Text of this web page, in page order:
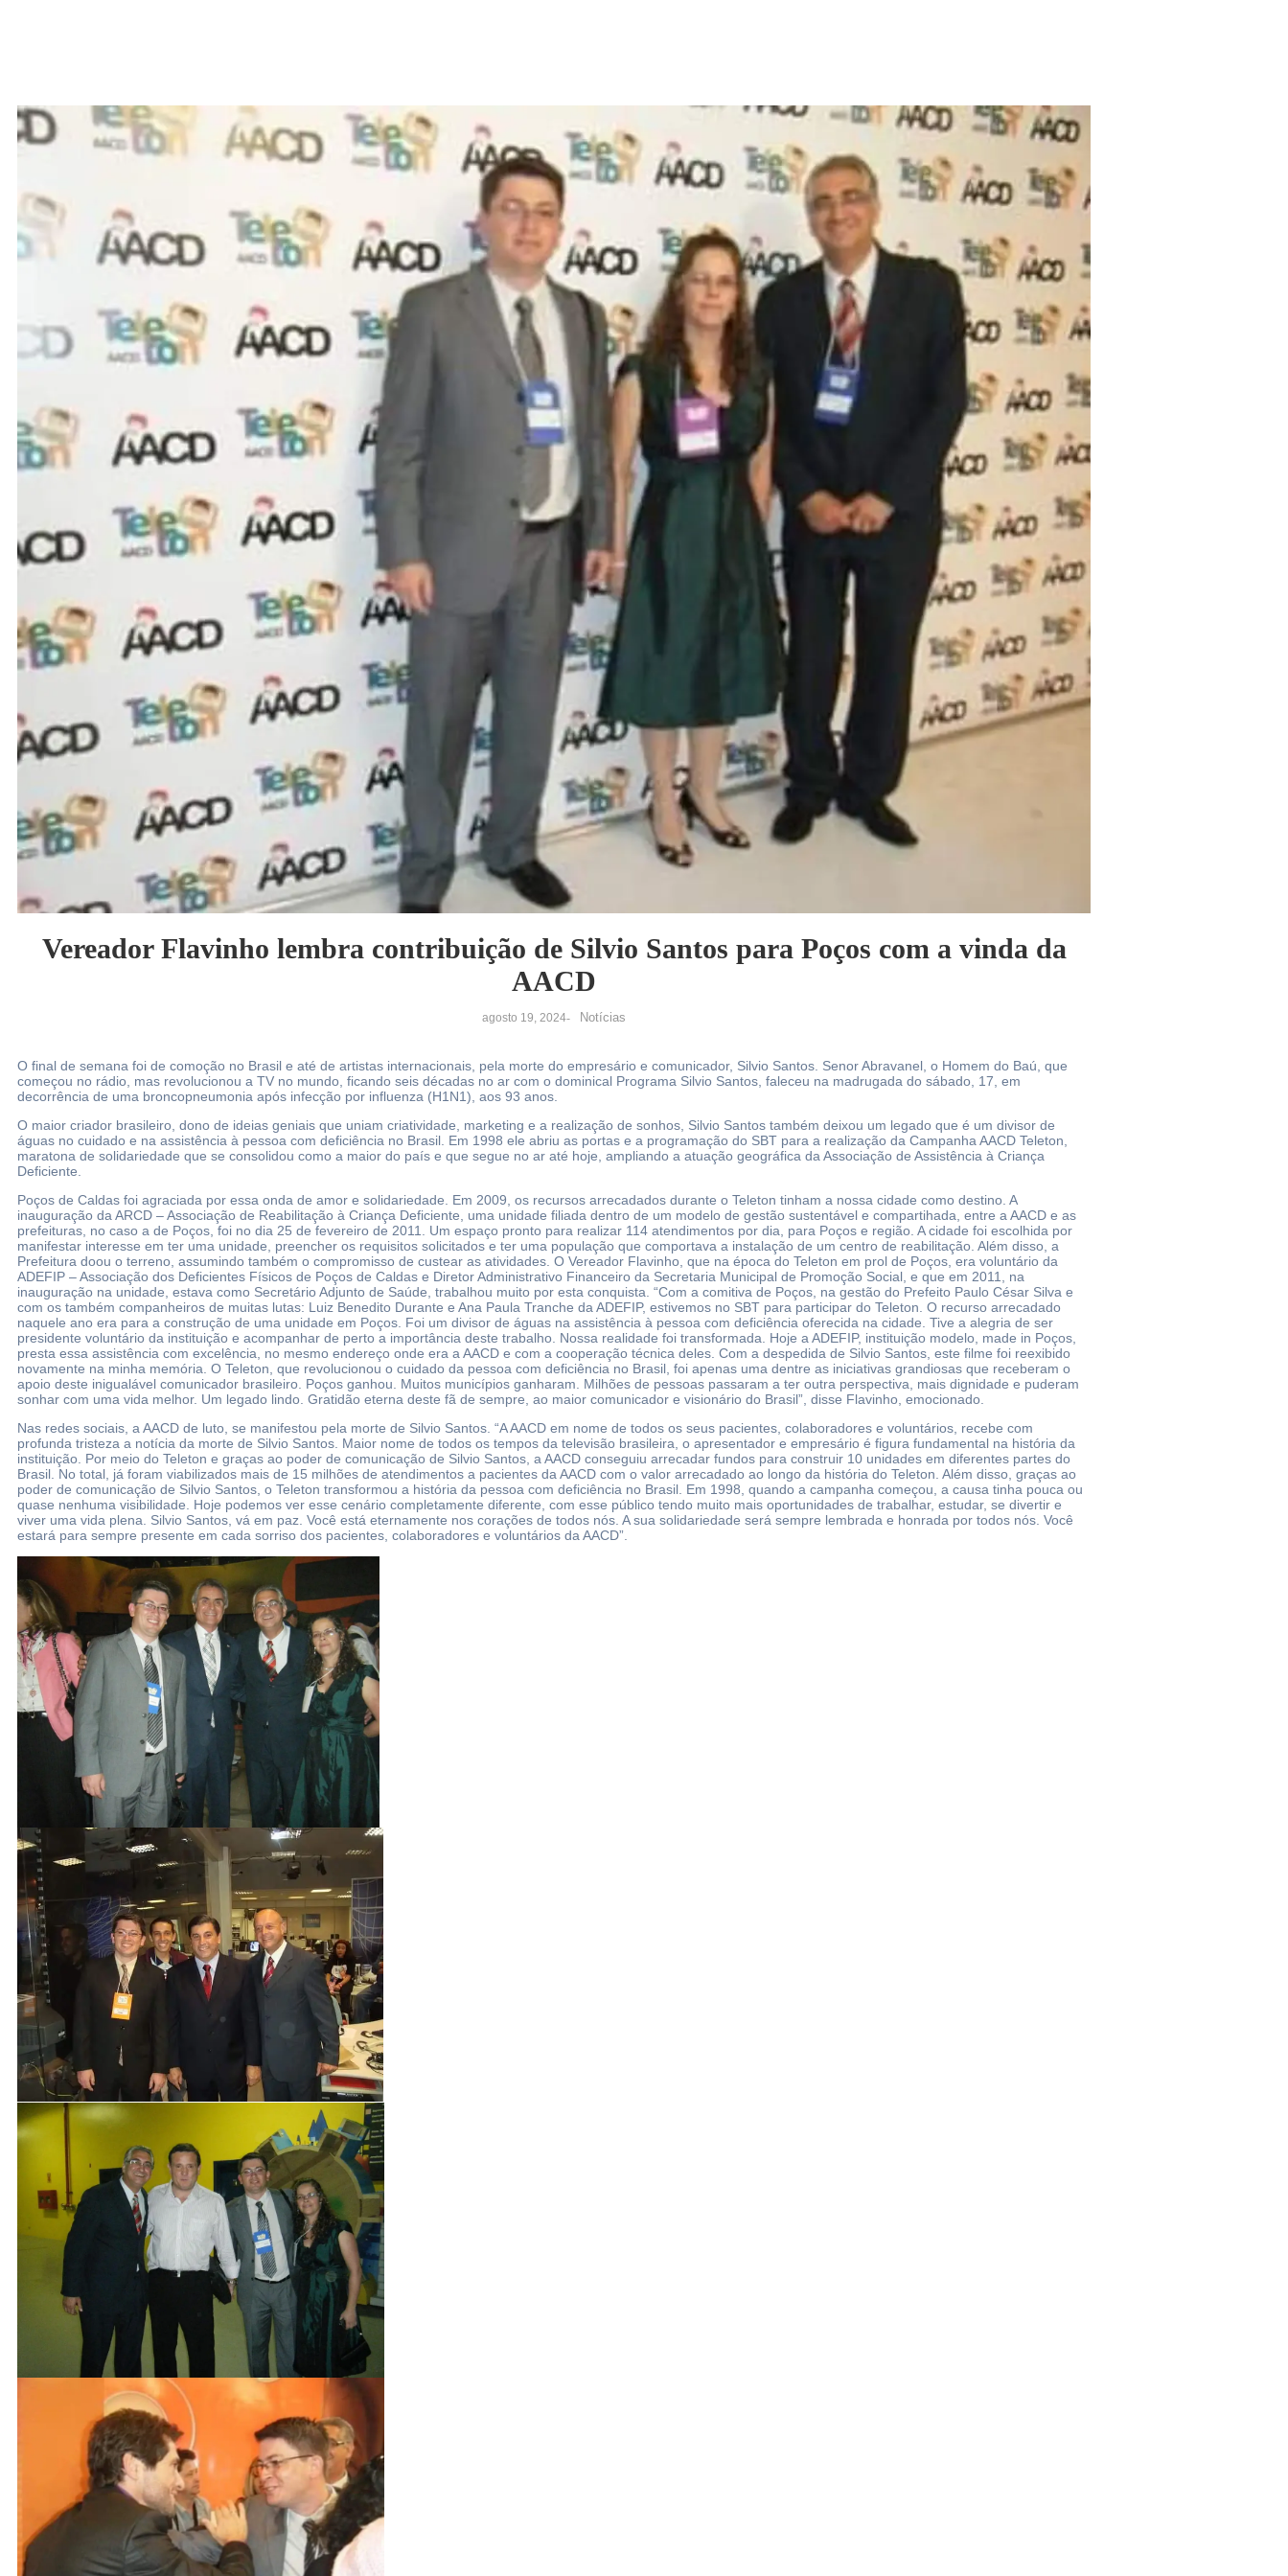
Vereador Flavinho lembra contribuição de Silvio Santos para Poços com a vinda da
AACD
agosto 19, 2024- Notícias
O final de semana foi de comoção no Brasil e até de artistas internacionais, pela morte do empresário e comunicador, Silvio Santos. Senor Abravanel, o Homem do Baú, que
começou no rádio, mas revolucionou a TV no mundo, ficando seis décadas no ar com o dominical Programa Silvio Santos, faleceu na madrugada do sábado, 17, em
decorrência de uma broncopneumonia após infecção por influenza (H1N1), aos 93 anos.
O maior criador brasileiro, dono de ideias geniais que uniam criatividade, marketing e a realização de sonhos, Silvio Santos também deixou um legado que é um divisor de
águas no cuidado e na assistência à pessoa com deficiência no Brasil. Em 1998 ele abriu as portas e a programação do SBT para a realização da Campanha AACD Teleton,
maratona de solidariedade que se consolidou como a maior do país e que segue no ar até hoje, ampliando a atuação geográfica da Associação de Assistência à Criança
Deficiente.
Poços de Caldas foi agraciada por essa onda de amor e solidariedade. Em 2009, os recursos arrecadados durante o Teleton tinham a nossa cidade como destino. A
inauguração da ARCD – Associação de Reabilitação à Criança Deficiente, uma unidade filiada dentro de um modelo de gestão sustentável e compartihada, entre a AACD e as
prefeituras, no caso a de Poços, foi no dia 25 de fevereiro de 2011. Um espaço pronto para realizar 114 atendimentos por dia, para Poços e região. A cidade foi escolhida por
manifestar interesse em ter uma unidade, preencher os requisitos solicitados e ter uma população que comportava a instalação de um centro de reabilitação. Além disso, a
Prefeitura doou o terreno, assumindo também o compromisso de custear as atividades. O Vereador Flavinho, que na época do Teleton em prol de Poços, era voluntário da
ADEFIP – Associação dos Deficientes Físicos de Poços de Caldas e Diretor Administrativo Financeiro da Secretaria Municipal de Promoção Social, e que em 2011, na
inauguração na unidade, estava como Secretário Adjunto de Saúde, trabalhou muito por esta conquista. “Com a comitiva de Poços, na gestão do Prefeito Paulo César Silva e
com os também companheiros de muitas lutas: Luiz Benedito Durante e Ana Paula Tranche da ADEFIP, estivemos no SBT para participar do Teleton. O recurso arrecadado
naquele ano era para a construção de uma unidade em Poços. Foi um divisor de águas na assistência à pessoa com deficiência oferecida na cidade. Tive a alegria de ser
presidente voluntário da instituição e acompanhar de perto a importância deste trabalho. Nossa realidade foi transformada. Hoje a ADEFIP, instituição modelo, made in Poços,
presta essa assistência com excelência, no mesmo endereço onde era a AACD e com a cooperação técnica deles. Com a despedida de Silvio Santos, este filme foi reexibido
novamente na minha memória. O Teleton, que revolucionou o cuidado da pessoa com deficiência no Brasil, foi apenas uma dentre as iniciativas grandiosas que receberam o
apoio deste inigualável comunicador brasileiro. Poços ganhou. Muitos municípios ganharam. Milhões de pessoas passaram a ter outra perspectiva, mais dignidade e puderam
sonhar com uma vida melhor. Um legado lindo. Gratidão eterna deste fã de sempre, ao maior comunicador e visionário do Brasil”, disse Flavinho, emocionado.
Nas redes sociais, a AACD de luto, se manifestou pela morte de Silvio Santos. “A AACD em nome de todos os seus pacientes, colaboradores e voluntários, recebe com
profunda tristeza a notícia da morte de Silvio Santos. Maior nome de todos os tempos da televisão brasileira, o apresentador e empresário é figura fundamental na história da
instituição. Por meio do Teleton e graças ao poder de comunicação de Silvio Santos, a AACD conseguiu arrecadar fundos para construir 10 unidades em diferentes partes do
Brasil. No total, já foram viabilizados mais de 15 milhões de atendimentos a pacientes da AACD com o valor arrecadado ao longo da história do Teleton. Além disso, graças ao
poder de comunicação de Silvio Santos, o Teleton transformou a história da pessoa com deficiência no Brasil. Em 1998, quando a campanha começou, a causa tinha pouca ou
quase nenhuma visibilidade. Hoje podemos ver esse cenário completamente diferente, com esse público tendo muito mais oportunidades de trabalhar, estudar, se divertir e
viver uma vida plena. Silvio Santos, vá em paz. Você está eternamente nos corações de todos nós. A sua solidariedade será sempre lembrada e honrada por todos nós. Você
estará para sempre presente em cada sorriso dos pacientes, colaboradores e voluntários da AACD”.